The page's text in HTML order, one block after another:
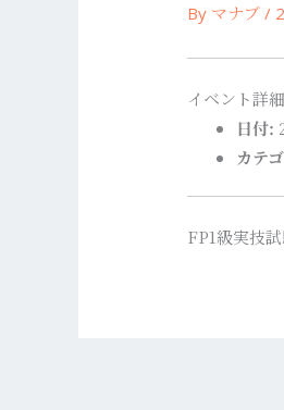
By マナブ/
イベント詳細
日付:
カテ
FP1級実技